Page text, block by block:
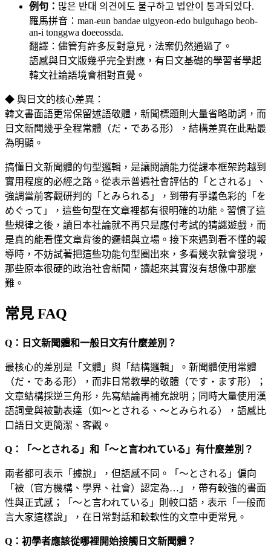
例句： 많은 반대 의견에도 불구하고 법안이 통과되었다.
羅馬拼音：man-eun bandae uigyeon-edo bulguhago beob-
an-i tonggwa doeeossda.
翻譯：儘管有許多反對意見，法案仍然通過了。
語感與日文版幾乎完全對應，有日文基礎的學習者學起
韓文社論語境會相對直覺。
◆ 與日文的核心差異：
韓文書面語更常保留述語敬體，新聞標題則大量省略助詞，而
日文新聞幾乎全程常體（だ・である形），結構差異在此點最
為明顯。
搞懂日文新聞體的句型邏輯，是讓閱讀能力從課本框架跨越到
實用程度的必經之路。從表示普遍社會評估的「とされる」、
強調當前客觀研判的「とみられる」，到帶有爭議色彩的「を
めぐって」，這些句型在文章裡都有很明確的功能。習慣了這
些規律之後，讀日本社論就不再只是應付考試的猜謎遊戲，而
是真的能看懂文章背後的邏輯與立場。接下來遇到看不懂的報
導時，不妨試著把這些功能句型圈出來，多看幾次就會發現，
那些原本很硬的政治社會新聞，讀起來其實沒有想像中那麼
難。
常見 FAQ
Q：日文新聞體和一般日文有什麼差別？
最核心的差別是「文體」與「結構邏輯」。新聞體使用常體
（だ・である形），而非日常教學的敬體（です・ます形）；
文章結構採逆三角形，先寫結論再補充說明；同時大量使用漢
語詞彙與被動表達（如〜とされる、〜とみられる），語感比
口語日文更簡潔、客觀。
Q：「〜とされる」和「〜と言われている」有什麼差別？
兩者都可表示「據說」，但語感不同。「〜とされる」偏向
「被（官方機構、學界、社會）認定為…」，帶有較強的書面
性與正式感；「〜と言われている」則較口語，表示「一般而
言大家這樣說」，在日常對話和較軟性的文章中更常見。
Q：初學者應該從哪裡開始接觸日文新聞體？